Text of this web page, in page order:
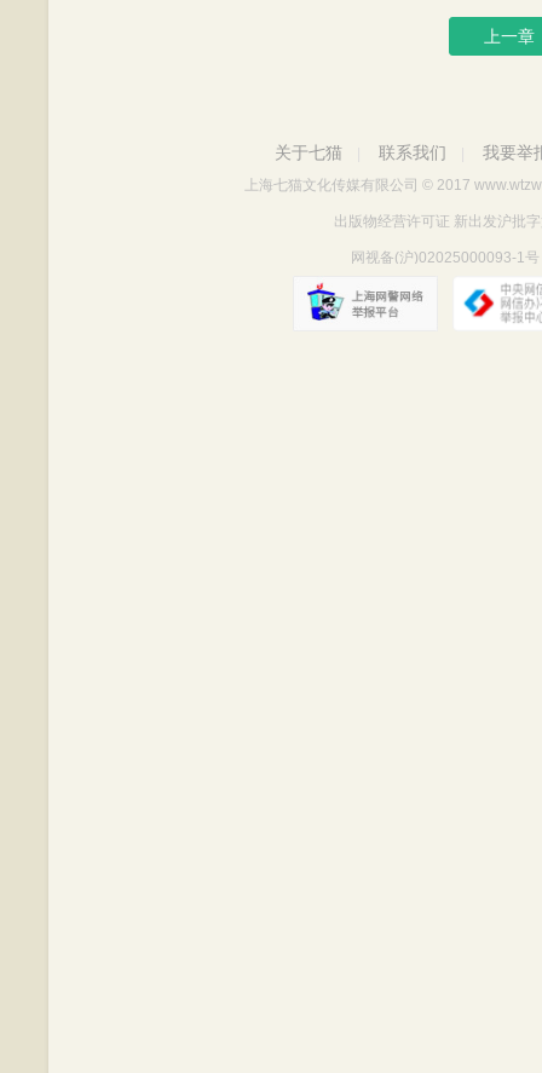
上一章
关于七猫 联系我们 我要举
上海七猫文化传媒有限公司 © 2017
出版物经营许可证 新出发沪批
网视备(沪)02025000093-1